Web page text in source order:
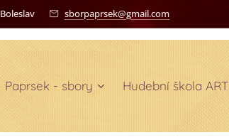
sborpaprsek@gmail.com
Paprsek - sbory Hudební škola ART